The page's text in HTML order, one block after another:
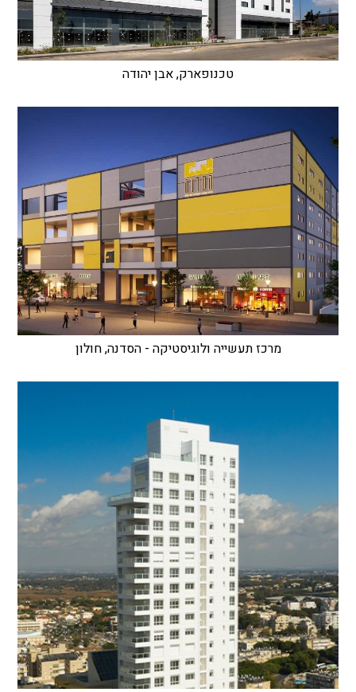
טכנופארק, אבן יהודה
מרכז תעשייה ולוגיסטיקה - הסדנה, חולון